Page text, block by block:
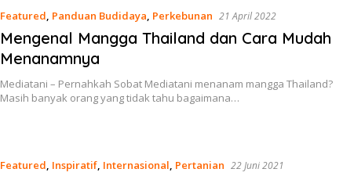
Featured, Panduan Budidaya, Perkebunan 21 April 2022
Mengenal Mangga Thailand dan Cara Mudah
Menanamnya
Mediatani – Pernahkah Sobat Mediatani menanam mangga Thailand?
Masih banyak orang yang tidak tahu bagaimana…
Featured, Inspiratif, Internasional, Pertanian 22 Juni 2021